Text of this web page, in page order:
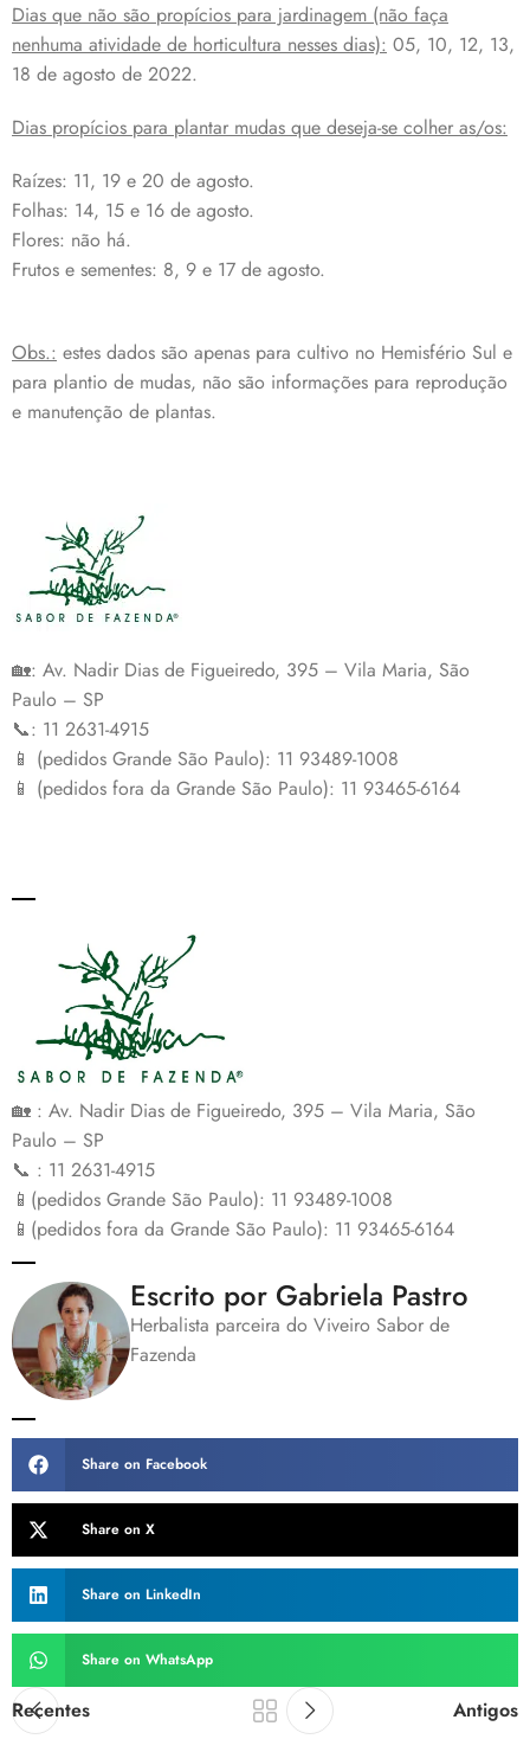
Dias que não são propícios para jardinagem (não faça
nenhuma atividade de horticultura nesses dias): 05, 10, 12, 13,
18 de agosto de 2022.
Dias propícios para plantar mudas que deseja-se colher as/os:
Raízes: 11, 19 e 20 de agosto.
Folhas: 14, 15 e 16 de agosto.
Flores: não há.
Frutos e sementes: 8, 9 e 17 de agosto.
Obs.: estes dados são apenas para cultivo no Hemisfério Sul e
para plantio de mudas, não são informações para reprodução
e manutenção de plantas.
🏡: Av. Nadir Dias de Figueiredo, 395 – Vila Maria, São
Paulo – SP
📞: 11 2631-4915
📱 (pedidos Grande São Paulo): 11 93489-1008
📱 (pedidos fora da Grande São Paulo): 11 93465-6164
🏡 : Av. Nadir Dias de Figueiredo, 395 – Vila Maria, São
Paulo – SP
📞 : 11 2631-4915
📱(pedidos Grande São Paulo): 11 93489-1008
📱(pedidos fora da Grande São Paulo): 11 93465-6164
Escrito por Gabriela Pastro
Herbalista parceira do Viveiro Sabor de
Fazenda
Share on Facebook
Share on X
Share on LinkedIn
Share on WhatsApp
Recentes Antigos